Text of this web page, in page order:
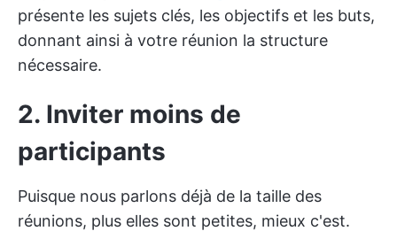
présente les sujets clés, les objectifs et les buts,
donnant ainsi à votre réunion la structure
nécessaire.
2. Inviter moins de
participants
Puisque nous parlons déjà de la taille des
réunions, plus elles sont petites, mieux c'est.